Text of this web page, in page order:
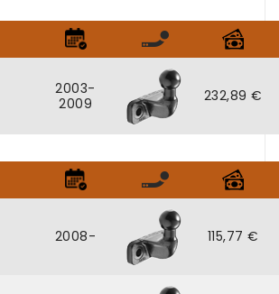
2003-
2009
232,89 €
2008- 115,77 €